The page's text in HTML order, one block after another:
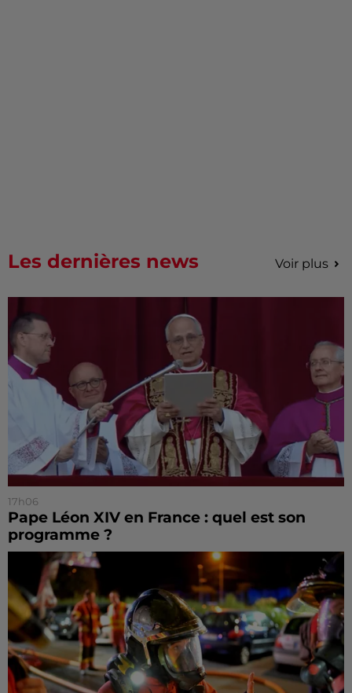
Les dernières news Voir plus
17h06
Pape Léon XIV en France : quel est son
programme ?